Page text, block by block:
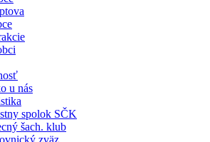
u nás
spolok SČK
šach. klub
zväz